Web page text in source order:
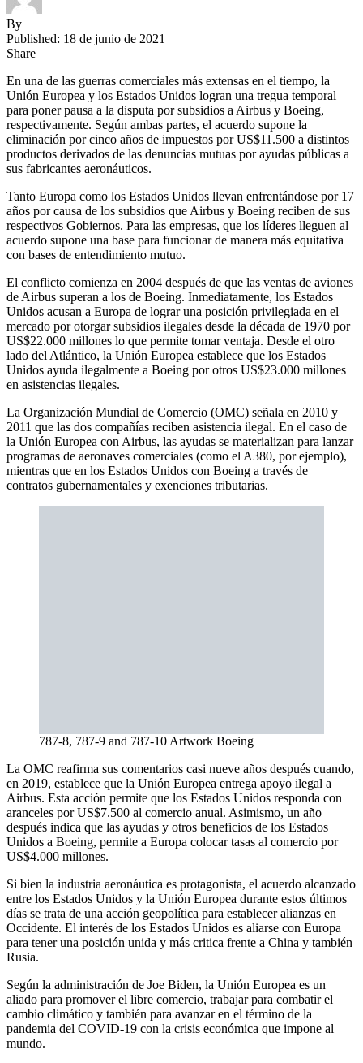
By
Published: 18 de junio de 2021
Share
En una de las guerras comerciales más extensas en el tiempo, la
Unión Europea y los Estados Unidos logran una tregua temporal
para poner pausa a la disputa por subsidios a Airbus y Boeing,
respectivamente. Según ambas partes, el acuerdo supone la
eliminación por cinco años de impuestos por US$11.500 a distintos
productos derivados de las denuncias mutuas por ayudas públicas a
sus fabricantes aeronáuticos.
Tanto Europa como los Estados Unidos llevan enfrentándose por 17
años por causa de los subsidios que Airbus y Boeing reciben de sus
respectivos Gobiernos. Para las empresas, que los líderes lleguen al
acuerdo supone una base para funcionar de manera más equitativa
con bases de entendimiento mutuo.
El conflicto comienza en 2004 después de que las ventas de aviones
de Airbus superan a los de Boeing. Inmediatamente, los Estados
Unidos acusan a Europa de lograr una posición privilegiada en el
mercado por otorgar subsidios ilegales desde la década de 1970 por
US$22.000 millones lo que permite tomar ventaja. Desde el otro
lado del Atlántico, la Unión Europea establece que los Estados
Unidos ayuda ilegalmente a Boeing por otros US$23.000 millones
en asistencias ilegales.
La Organización Mundial de Comercio (OMC) señala en 2010 y
2011 que las dos compañías reciben asistencia ilegal. En el caso de
la Unión Europea con Airbus, las ayudas se materializan para lanzar
programas de aeronaves comerciales (como el A380, por ejemplo),
mientras que en los Estados Unidos con Boeing a través de
contratos gubernamentales y exenciones tributarias.
787-8, 787-9 and 787-10 Artwork Boeing
La OMC reafirma sus comentarios casi nueve años después cuando,
en 2019, establece que la Unión Europea entrega apoyo ilegal a
Airbus. Esta acción permite que los Estados Unidos responda con
aranceles por US$7.500 al comercio anual. Asimismo, un año
después indica que las ayudas y otros beneficios de los Estados
Unidos a Boeing, permite a Europa colocar tasas al comercio por
US$4.000 millones.
Si bien la industria aeronáutica es protagonista, el acuerdo alcanzado
entre los Estados Unidos y la Unión Europea durante estos últimos
días se trata de una acción geopolítica para establecer alianzas en
Occidente. El interés de los Estados Unidos es aliarse con Europa
para tener una posición unida y más critica frente a China y también
Rusia.
Según la administración de Joe Biden, la Unión Europea es un
aliado para promover el libre comercio, trabajar para combatir el
cambio climático y también para avanzar en el término de la
pandemia del COVID-19 con la crisis económica que impone al
mundo.